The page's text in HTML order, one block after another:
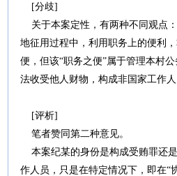
[分歧]
关于本案定性，有两种不同观点
地征用过程中，利用职务上的便利
便，但该“职务之便”属于管理本村
法收受他人财物，构成非国家工作人
[评析]
笔者赞同第二种意见。
本案纪某的身份是构成受贿罪还
作人员，只是在特定情况下，即在“